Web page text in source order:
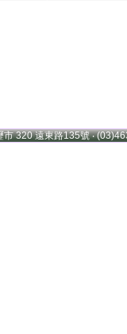
320 遠東路135號 ‧